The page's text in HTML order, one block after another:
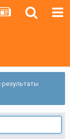
результаты